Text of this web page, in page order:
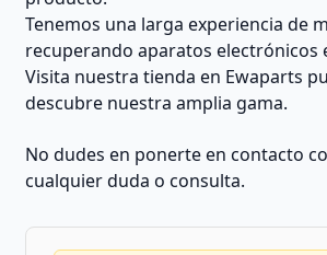
Tenemos una larga experiencia de
recuperando aparatos electrónicos
Visita nuestra tienda en Ewaparts
descubre nuestra amplia gama.
No dudes en ponerte en contacto
cualquier duda o consulta.